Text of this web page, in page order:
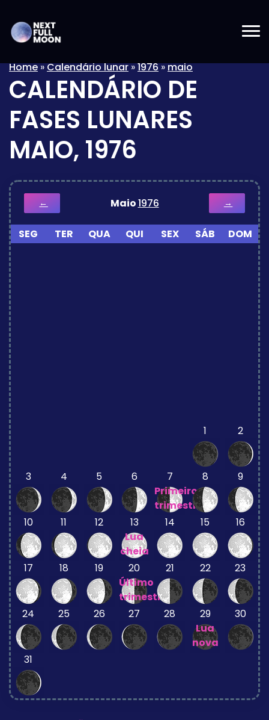
Home»Calendário lunar»1976»maio
CALENDÁRIO DE
FASES LUNARES
MAIO, 1976
← Maio1976 →
SEG TER QUA QUI SEX SÁB DOM
1 2
3 4 5 6
7
Primeiro
trimestre
8 9
10 11 12
13
Lua
cheia
14 15 16
17 18 19
20
Último
trimestre
21 22 23
24 25 26 27 28
29
Lua
nova
30
31